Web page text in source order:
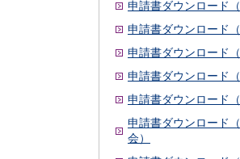
申請書ダウンロード
申請書ダウンロード
申請書ダウンロード（
申請書ダウンロード
申請書ダウンロード（
申請書ダウンロード
会）